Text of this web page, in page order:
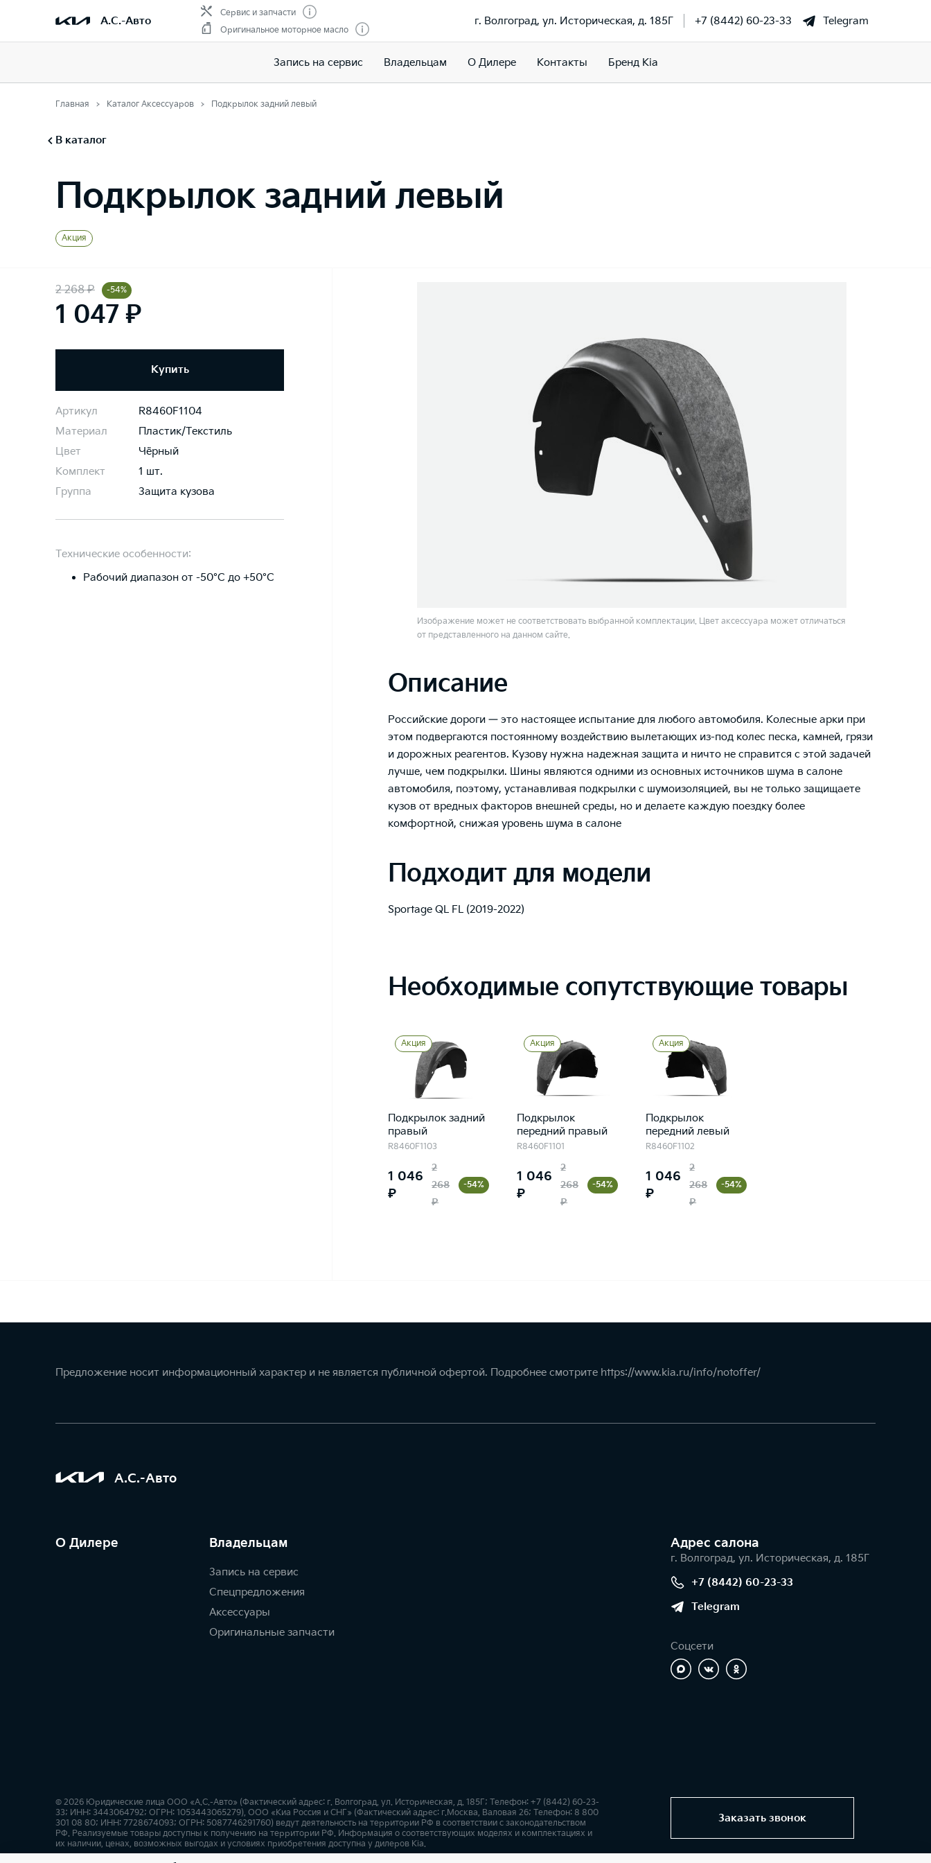
А.С.-Авто
Сервис и запчасти
Оригинальное моторное масло
г. Волгоград, ул. Историческая, д. 185Г +7 (8442) 60-23-33 Telegram
Запись на сервис Владельцам О Дилере Контакты Бренд Kia
Главная Каталог Аксессуаров Подкрылок задний левый
В каталог
Подкрылок задний левый
Акция
2 268 ₽ -54%
1 047 ₽
Купить
Артикул
R8460F1104
Материал
Пластик/Текстиль
Цвет
Чёрный
Комплект
1 шт.
Группа
Защита кузова
Технические особенности:
Рабочий диапазон от -50°C до +50°C
Изображение может не соответствовать выбранной комплектации. Цвет аксессуара может отличаться
от представленного на данном сайте.
Описание
Российские дороги — это настоящее испытание для любого автомобиля. Колесные арки при
этом подвергаются постоянному воздействию вылетающих из-под колес песка, камней, грязи
и дорожных реагентов. Кузову нужна надежная защита и ничто не справится с этой задачей
лучше, чем подкрылки. Шины являются одними из основных источников шума в салоне
автомобиля, поэтому, устанавливая подкрылки с шумоизоляцией, вы не только защищаете
кузов от вредных факторов внешней среды, но и делаете каждую поездку более
комфортной, снижая уровень шума в салоне
Подходит для модели
Sportage QL FL (2019-2022)
Необходимые сопутствующие товары
Акция
Подкрылок задний
правый
R8460F1103
1 046
₽
2
268
₽
-54%
Акция
Подкрылок
передний правый
R8460F1101
1 046
₽
2
268
₽
-54%
Акция
Подкрылок
передний левый
R8460F1102
1 046
₽
2
268
₽
-54%
Предложение носит информационный характер и не является публичной офертой. Подробнее смотрите https://www.kia.ru/info/notoffer/
А.С.-Авто
О Дилере Владельцам
Запись на сервис
Спецпредложения
Аксессуары
Оригинальные запчасти
Адрес салонa
г. Волгоград, ул. Историческая, д. 185Г
+7 (8442) 60-23-33
Telegram
Соцсети
Заказать звонок
© 2026 Юридические лица ООО «А.С.-Авто» (Фактический адрес: г. Волгоград, ул. Историческая, д. 185Г; Телефон: +7 (8442) 60-23-
33; ИНН: 3443064792; ОГРН: 1053443065279), ООО «Киа Россия и СНГ» (Фактический адрес: г.Москва, Валовая 26; Телефон: 8 800
301 08 80; ИНН: 7728674093; ОГРН: 5087746291760) ведут деятельность на территории РФ в соответствии с законодательством
РФ. Реализуемые товары доступны к получению на территории РФ. Информация о соответствующих моделях и комплектациях и
их наличии, ценах, возможных выгодах и условиях приобретения доступна у дилеров Kia.